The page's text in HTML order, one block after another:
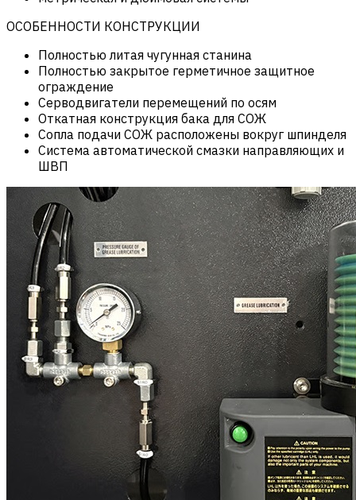
ОСОБЕННОСТИ КОНСТРУКЦИИ
Полностью литая чугунная станина
Полностью закрытое герметичное защитное
ограждение
Серводвигатели перемещений по осям
Откатная конструкция бака для СОЖ
Сопла подачи СОЖ расположены вокруг шпинделя
Система автоматической смазки направляющих и
ШВП